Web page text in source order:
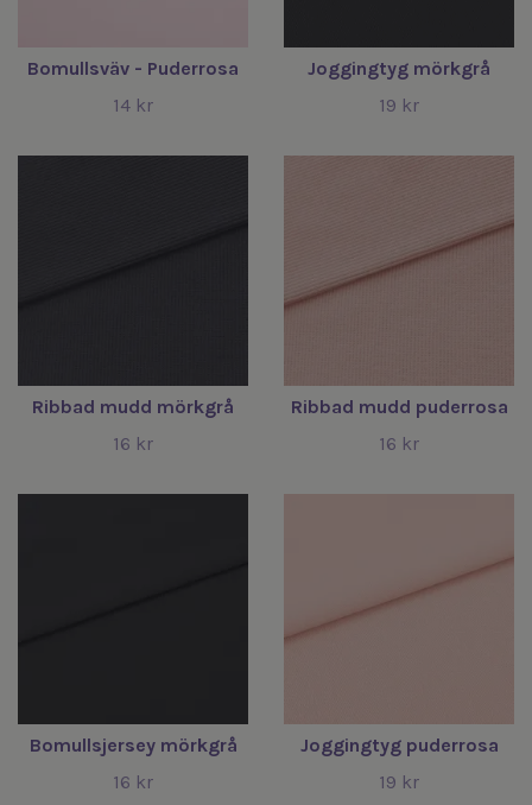
Bomullsväv - Puderrosa
14 kr
Joggingtyg mörkgrå
19 kr
Ribbad mudd mörkgrå
16 kr
Ribbad mudd puderrosa
16 kr
Bomullsjersey mörkgrå
16 kr
Joggingtyg puderrosa
19 kr